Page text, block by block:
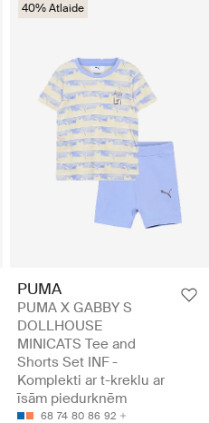
40% Atlaide
PUMA
PUMA X GABBY S
DOLLHOUSE
MINICATS Tee and
Shorts Set INF -
Komplekti ar t-kreklu ar
īsām piedurknēm
68 74 80 86 92